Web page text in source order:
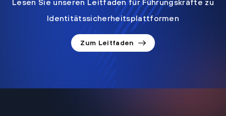
Lesen Sie unseren Leitfaden für Führungskräfte zu
Identitätssicherheitsplattformen
Zum Leitfaden